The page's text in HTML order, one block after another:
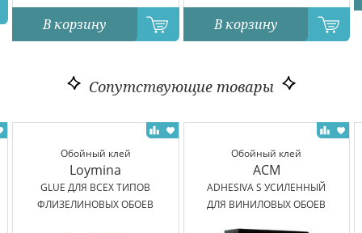
В корзину В корзину
Сопутствующие товары
Обойный клей
Loymina
GLUE ДЛЯ ВСЕХ ТИПОВ
ФЛИЗЕЛИНОВЫХ ОБОЕВ
Обойный клей
ACM
ADHESIVA S УСИЛЕННЫЙ
ДЛЯ ВИНИЛОВЫХ ОБОЕВ